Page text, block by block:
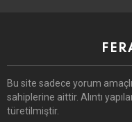
Bu site sadece yorum
sahiplerine aittir. Alıntı
türetilmiştir.